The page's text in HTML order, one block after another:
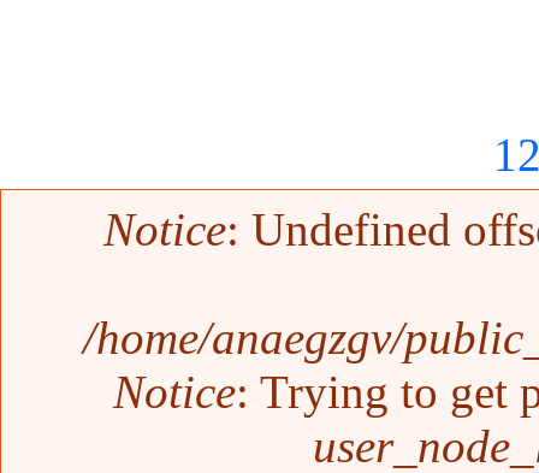
1
Mensaje de error
Notice: Undefined
/home/anaegzgv/
Notice: Trying to get